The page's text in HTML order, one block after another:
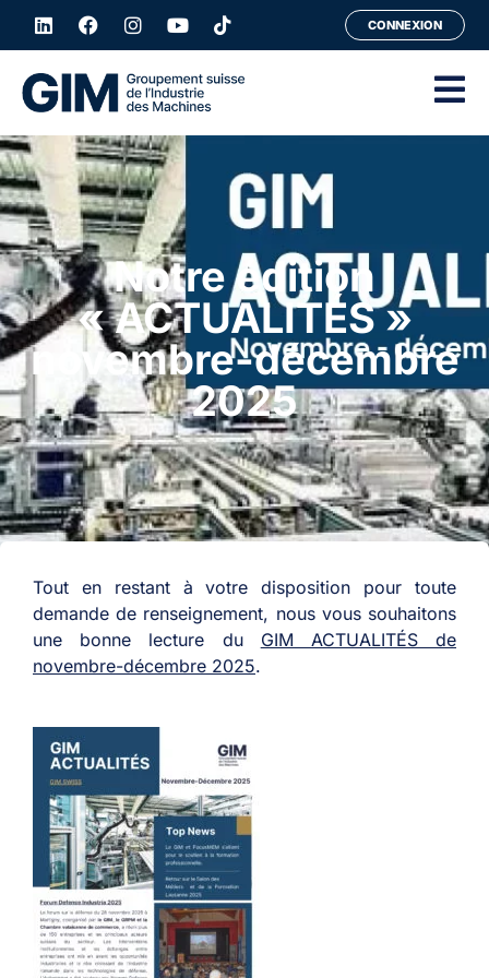
CONNEXION
Notre édition
« ACTUALITÉS »
novembre-décembre
2025
Tout en restant à votre disposition pour toute
demande de renseignement, nous vous souhaitons
une bonne lecture du GIM ACTUALITÉS de
novembre-décembre 2025.